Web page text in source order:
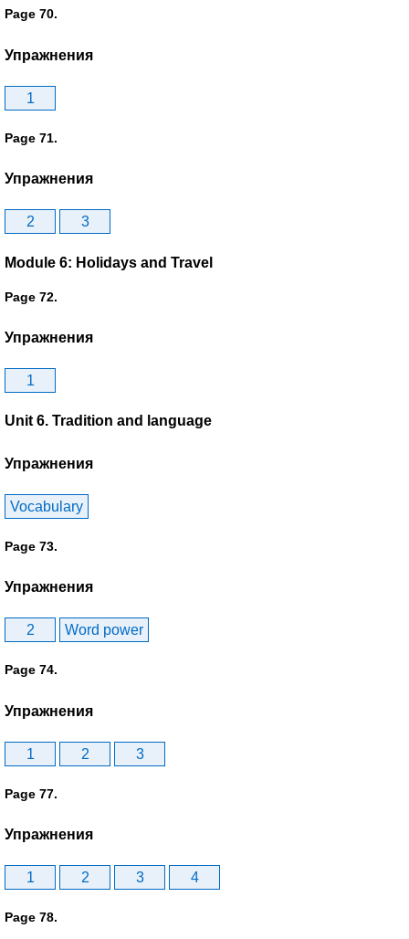
Page 70.
Упражнения
1
Page 71.
Упражнения
2 3
Module 6: Holidays and Travel
Page 72.
Упражнения
1
Unit 6. Tradition and language
Упражнения
Vocabulary
Page 73.
Упражнения
2 Word power
Page 74.
Упражнения
1 2 3
Page 77.
Упражнения
1 2 3 4
Page 78.